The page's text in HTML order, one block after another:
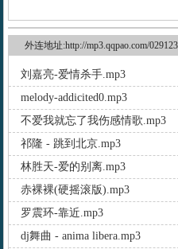
外连地址:http://mp3.qqpao.com/
刘嘉亮-爱情杀手.mp3
melody-addicited0.mp3
不爱我就忘了我伤感情歌.mp3
祁隆 - 跳到北京.mp3
林胜天-爱的别离.mp3
赤裸裸(硬摇滚版).mp3
罗震环-靠近.mp3
dj舞曲 - anima libera.mp3